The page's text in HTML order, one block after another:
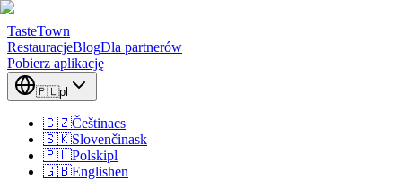
TasteTown
RestauracjeBlogDla partnerów
Pobierz aplikację
🇵🇱pl
🇨🇿Češtinacs
🇸🇰Slovenčinask
🇵🇱Polskipl
🇬🇧Englishen